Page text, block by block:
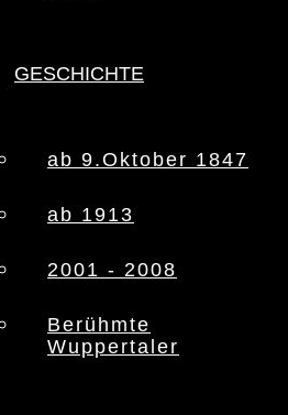
GESCHICHTE
ab 9.Oktober 1847
ab 1913
2001 - 2008
Berühmte
Wuppertaler